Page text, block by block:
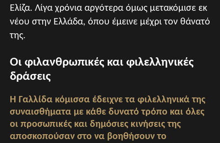
Ελίζα. Λίγα χρόνια αργότερα όμως μετακόμισε εκ
νέου στην Ελλάδα, όπου έμεινε μέχρι τον θάνατό
της.
Οι φιλανθρωπικές και φιλελληνικές
δράσεις
Η Γαλλίδα κόμισσα έδειχνε τα φιλελληνικά της
συναισθήματα με κάθε δυνατό τρόπο και όλες
οι προσωπικές και δημόσιες κινήσεις της
αποσκοπούσαν στο να βοηθήσουν το